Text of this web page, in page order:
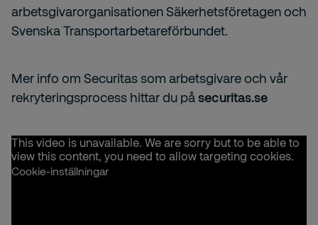
arbetsgivarorganisationen Säkerhetsföretagen och
Svenska Transportarbetareförbundet.
Mer info om Securitas som arbetsgivare och vår
rekryteringsprocess hittar du påsecuritas.se
This video is unavailable. We are sorry but to be able to
view this content, you need to allow targeting cookies.
Cookie-inställningar